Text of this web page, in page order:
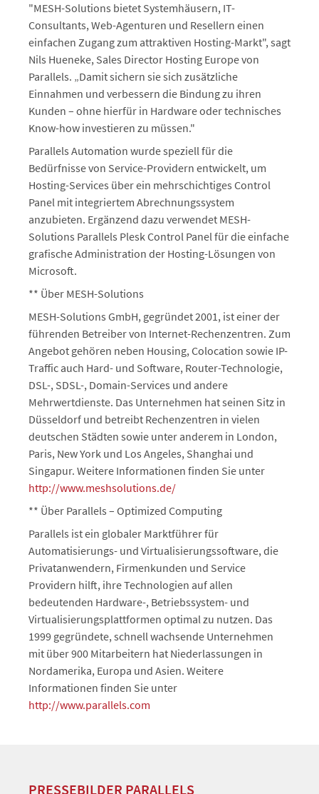
"MESH-Solutions bietet Systemhäusern, IT-
Consultants, Web-Agenturen und Resellern einen
einfachen Zugang zum attraktiven Hosting-Markt", sagt
Nils Hueneke, Sales Director Hosting Europe von
Parallels. „Damit sichern sie sich zusätzliche
Einnahmen und verbessern die Bindung zu ihren
Kunden – ohne hierfür in Hardware oder technisches
Know-how investieren zu müssen."
Parallels Automation wurde speziell für die
Bedürfnisse von Service-Providern entwickelt, um
Hosting-Services über ein mehrschichtiges Control
Panel mit integriertem Abrechnungssystem
anzubieten. Ergänzend dazu verwendet MESH-
Solutions Parallels Plesk Control Panel für die einfache
grafische Administration der Hosting-Lösungen von
Microsoft.
** Über MESH-Solutions
MESH-Solutions GmbH, gegründet 2001, ist einer der
führenden Betreiber von Internet-Rechenzentren. Zum
Angebot gehören neben Housing, Colocation sowie IP-
Traffic auch Hard- und Software, Router-Technologie,
DSL-, SDSL-, Domain-Services und andere
Mehrwertdienste. Das Unternehmen hat seinen Sitz in
Düsseldorf und betreibt Rechenzentren in vielen
deutschen Städten sowie unter anderem in London,
Paris, New York und Los Angeles, Shanghai und
Singapur. Weitere Informationen finden Sie unter
http://www.meshsolutions.de/
** Über Parallels – Optimized Computing
Parallels ist ein globaler Marktführer für
Automatisierungs- und Virtualisierungssoftware, die
Privatanwendern, Firmenkunden und Service
Providern hilft, ihre Technologien auf allen
bedeutenden Hardware-, Betriebssystem- und
Virtualisierungsplattformen optimal zu nutzen. Das
1999 gegründete, schnell wachsende Unternehmen
mit über 900 Mitarbeitern hat Niederlassungen in
Nordamerika, Europa und Asien. Weitere
Informationen finden Sie unter
http://www.parallels.com
PRESSEBILDER PARALLELS